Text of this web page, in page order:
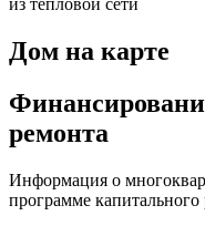
из тепловой сети
Дом на карте
ремонта
Информация о
программе